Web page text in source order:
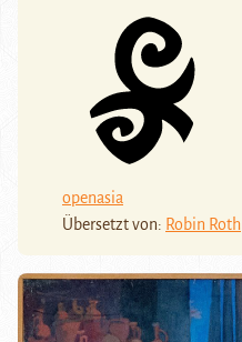
openasia
Übersetzt von: Robin Roth